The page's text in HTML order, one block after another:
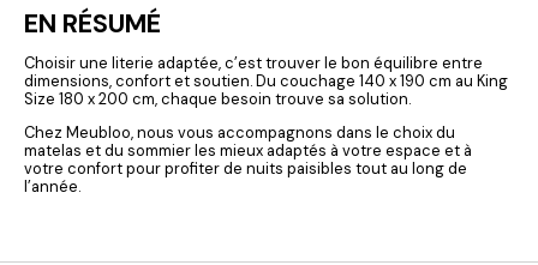
EN RÉSUMÉ
Choisir une literie adaptée, c’est trouver le bon équilibre entre
dimensions, confort et soutien. Du couchage 140 x 190 cm au King
Size 180 x 200 cm, chaque besoin trouve sa solution.
Chez Meubloo, nous vous accompagnons dans le choix du
matelas et du sommier les mieux adaptés à votre espace et à
votre confort pour profiter de nuits paisibles tout au long de
l’année.